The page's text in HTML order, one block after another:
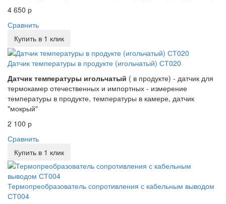
4 650 р
Сравнить
Купить в 1 клик
Датчик температуры в продукте (игольчатый) СТ020
Датчик температуры игольчатый ( в продукте) - датчик для
термокамер отечественных и импортных - измерение
температуры в продукте, температуры в камере, датчик
"мокрый"
2 100 р
Сравнить
Купить в 1 клик
Термопреобразователь сопротивления с кабельным выводом
СТ004